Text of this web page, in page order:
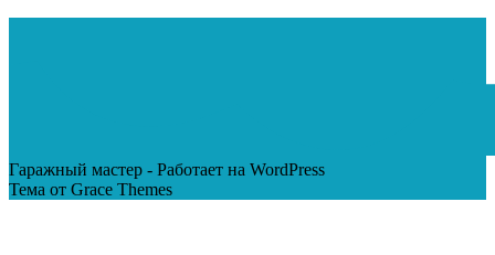
Гаражный мастер - Работает на WordPress
Тема от Grace Themes